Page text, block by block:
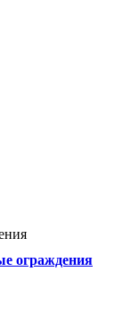
ограждения